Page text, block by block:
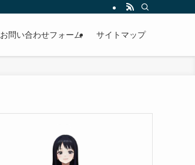
お問い合わせフォーム サイトマップ